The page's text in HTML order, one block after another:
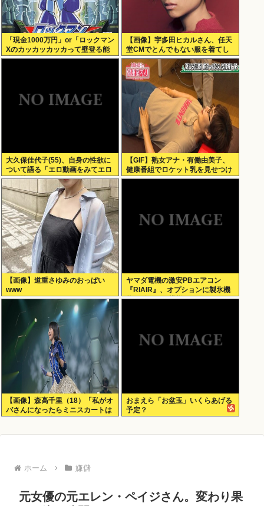
「現金1000万円」or「ロックマン
Xのカッカッカッカって壁登る能
力」
【画像】宇多田ヒカルさん、任天
堂CMでとんでもない服を着てし
まうwww
大久保佳代子(55)、自身の性欲に
ついて語る「エロ動画をみてエロ
い気持ちになる」
【GIF】熟女アナ・有働由美子、
健康番組でロケット乳を見せつけ
る
【画像】道重さゆみのおっぱい
www
ヤマダ電機の激安PBエアコン
『RIAIR』、オプションに製氷機
能も付いてた模様www
【画像】森高千里（18）「私がオ
バさんになったらミニスカートは
おまえら「お盆玉」いくらあげる
予定？
ホーム 嫌儲
元女優の元エレン・ペイジさん。変わり果